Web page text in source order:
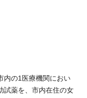
内の1医療機関におい
試薬を、市内在住の女